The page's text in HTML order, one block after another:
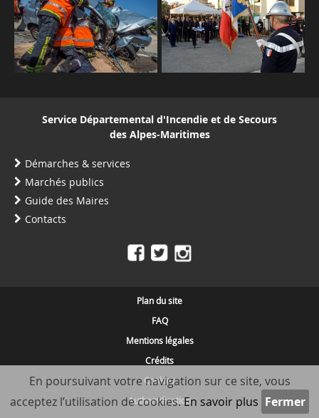
Service Départemental d'Incendie et de Secours
des Alpes-Maritimes
Démarches & services
Marchés publics
Guide des Maires
Contacts
Plan du site
FAQ
Mentions légales
Crédits
Cookies
Authentification
En poursuivant votre navigation sur ce site, vous
acceptez l’utilisation de cookies.En savoir plus